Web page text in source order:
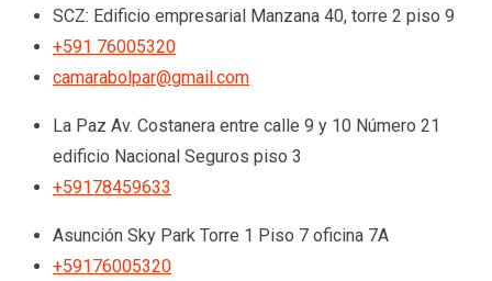
SCZ: Edificio empresarial Manzana 40, torre 2 piso 9
+591 76005320
camarabolpar@gmail.com
La Paz Av. Costanera entre calle 9 y 10 Número 21
edificio Nacional Seguros piso 3
+59178459633
Asunción Sky Park Torre 1 Piso 7 oficina 7A
+59176005320